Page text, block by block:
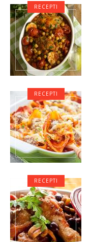
RECEPTI
RECEPTI
RECEPTI